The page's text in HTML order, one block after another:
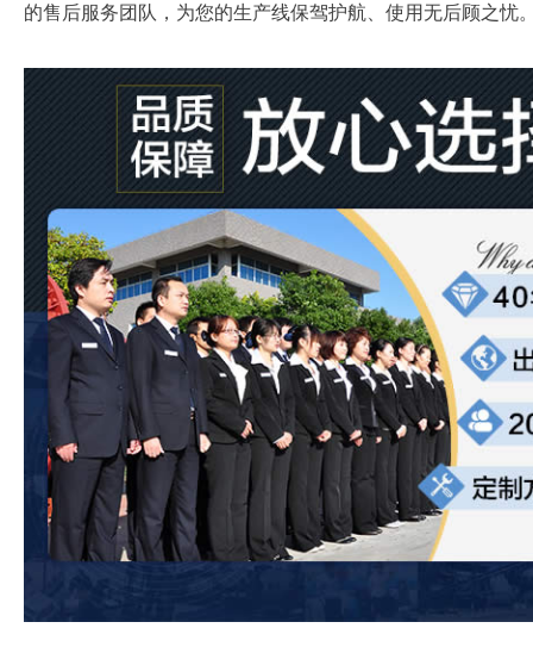
的售后服务团队，为您的生产线保驾护航、使用无后顾之忧